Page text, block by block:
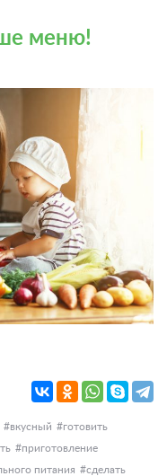
меню!
вкусный
готовить
приготовление
питания сделать